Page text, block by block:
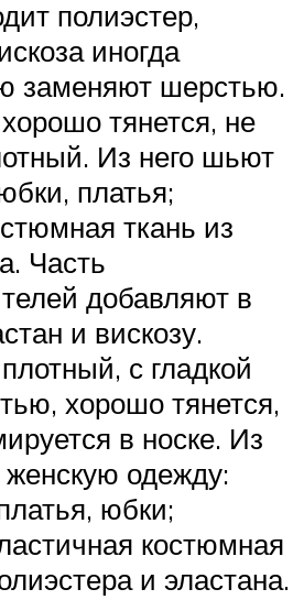
полиэстер,
иногда
заменяют шерстью.
тянется, не
Из него шьют
платья;
ткань из
Часть
добавляют в
и вискозу.
с гладкой
хорошо тянется,
в носке. Из
одежду:
юбки;
костюмная
и эластана.